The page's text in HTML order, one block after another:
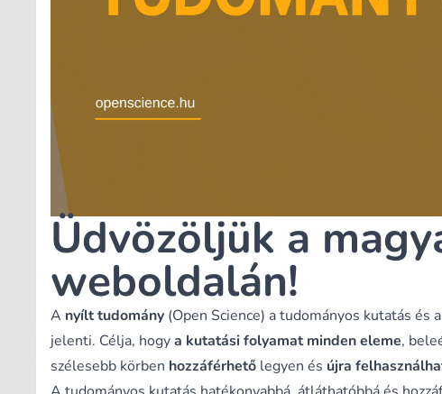
Üdvözöljük a
weboldalán!
A nyílt tudomány (Open Science) a tudományos kutatás
jelenti. Célja, hogya kutatási folyamat minden eleme,
szélesebb körben hozzáférhető legyen és újra